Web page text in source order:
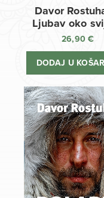
Davor
Ljubav oko
26,90€
DODAJ U